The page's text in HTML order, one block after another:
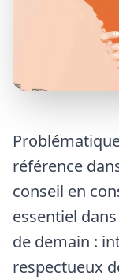
référence
conseil en
essentiel
de demain :
respectueux